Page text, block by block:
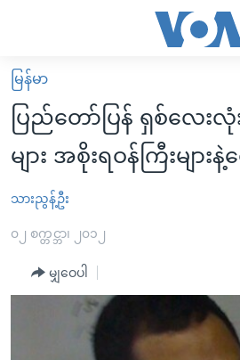
လွယ်ကူ
စေ
Link
များ
ပင်မ
မူလစာမျက်နှာ
မြန်မာ
ကမ္ဘာ့သတင်းများ
နိုင်ငံတကာ
အစ္စရေး-ပါလက်စတိုင်း
အင်္ဂလိပ်စာလေ့လာမယ်
အမေရိကန်သုံးအီဒီယံ
မကြေးမုံရဲ့ အင်္ဂလိပ်စာ
အပတ်စဉ်ကဏ္ဍများ
ရေဒီယိုနှင့်ရုပ်သံ အချက်အလက်များ
မြန်မာ
ပြည်တော်ပြန် ရှစ်လေးလုံ
များ အစိုးရဝန်ကြီးများ
သားညွန့်ဦး
၀၂ စက္တင္ဘာ၊ ၂၀၁၂
မျှဝေပါ